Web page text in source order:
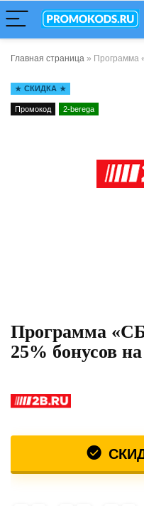
Главная страница » Программа
СКИДКА
Промокод 2-berega
Программа
25% бонусов